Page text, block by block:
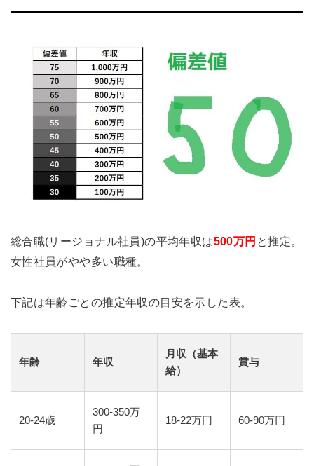
総合職(リージョナル社員)の平均年収は500万円 と推定。
女性社員がやや多い職種。
下記は年齢ごとの推定年収の目安を示した表。
年齢 年収
月収（基本
給）
賞与
20-24歳
300-350万
円
18-22万円 60-90万円